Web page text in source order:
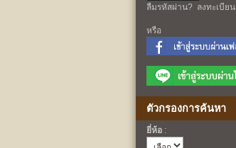
ลืมรหัสผ่าน? ลงทะเบียน
หรือ
ตัวกรองการค้นหา
ยี่ห้อ :